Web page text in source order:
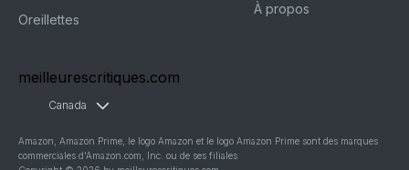
Oreillettes
À propos
meilleurescritiques.com
Canada
Amazon, Amazon Prime, le logo Amazon et le logo Amazon Prime sont des marques
commerciales d'Amazon.com, Inc. ou de ses filiales